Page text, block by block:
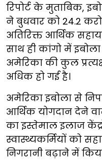
रिपोर्ट के मुताबिक,
ने बुधवार को 24.2
अतिरिक्त आर्थिक
साथ ही कांगो में
अमेरिका की कुल
अधिक हो गई है।
अमेरिका इबोला से
आर्थिक योगदान देने
का इस्तेमाल इलाज
स्वास्थ्यकर्मियों को
निगरानी बढ़ाने में